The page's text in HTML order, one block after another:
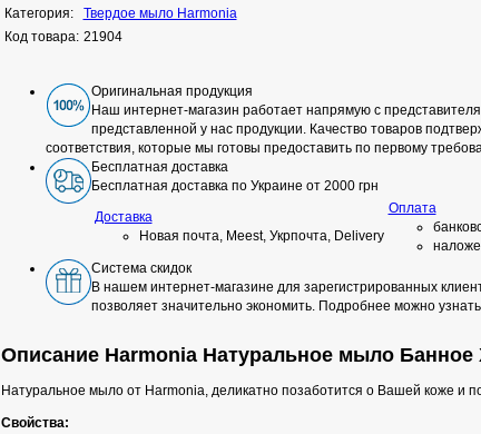
Категория:
Твердое мыло Harmonia
Код товара: 21904
Оригинальная продукция
Наш интернет-магазин работает напрямую с
представленной у нас продукции. Качество товаров
соответствия, которые мы готовы предоставить по первому
Бесплатная доставка
Бесплатная доставка по Украине от 2000 грн
Доставка
Новая почта, Meest, Укрпочта, Delivery
Оплата
Система скидок
В нашем интернет-магазине для зарегистрированных
позволяет значительно экономить. Подробнее можно
Описание Harmonia Натуральное мыло Банное
Натуральное мыло от Harmonia, деликатно позаботится о Вашей коже и
Свойства: